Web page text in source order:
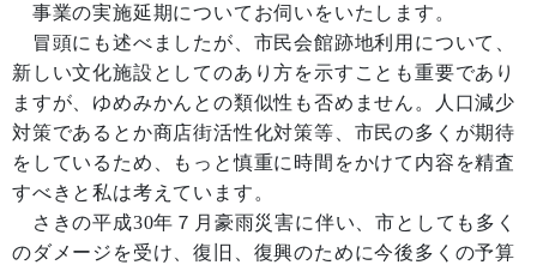
事業の実施延期についてお伺いをいたします。
冒頭にも述べましたが、市民会館跡地利用について、
新しい文化施設としてのあり方を示すことも重要であり
ますが、ゆめみかんとの類似性も否めません。人口減少
対策であるとか商店街活性化対策等、市民の多くが期待
をしているため、もっと慎重に時間をかけて内容を精査
すべきと私は考えています。
さきの平成30年７月豪雨災害に伴い、市としても多く
のダメージを受け、復旧、復興のために今後多くの予算